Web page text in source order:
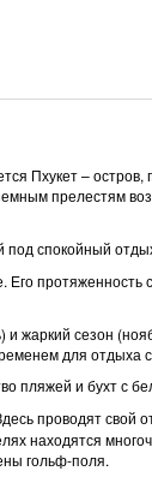
Пхукет –
прелестям
под спокойный
жаркий сезон
для отдыха
пляжей и бухт
проводят свой
находятся
гольф-поля.